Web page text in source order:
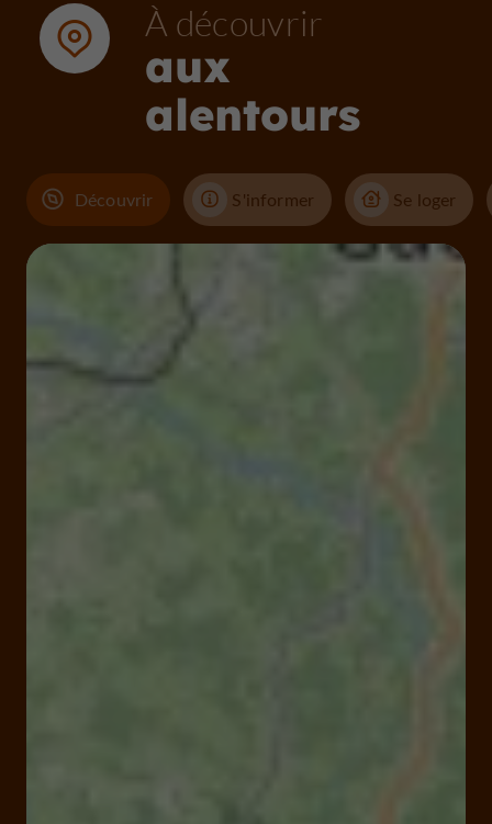
À découvrir
aux
alentours
Découvrir S'informer Se loger